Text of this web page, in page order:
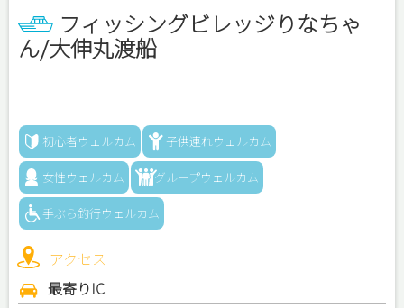
フィッシングビレッジりなちゃ
ん/大伸丸渡船
初心者ウェルカム 子供連れウェルカム
女性ウェルカム グループウェルカム
手ぶら釣行ウェルカム
アクセス
最寄りIC